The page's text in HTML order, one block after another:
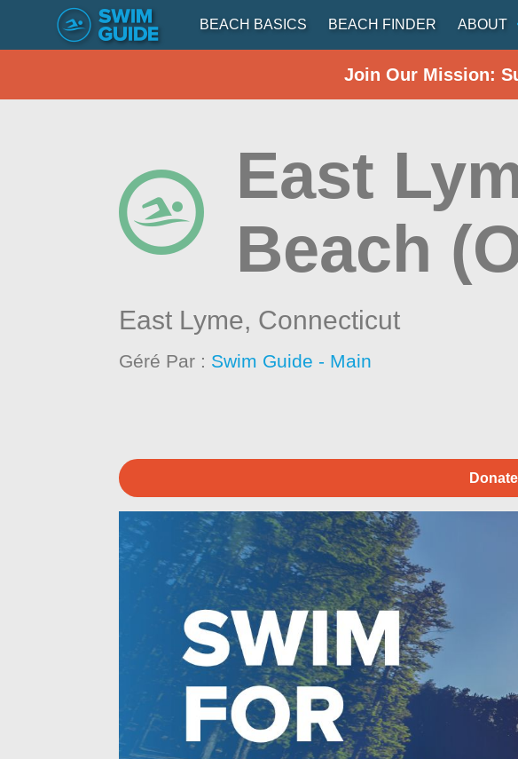
BEACH BASICS BEACH FINDER ABOUT
Join Our Mission:
East
Beach
East Lyme, Connecticut
Géré Par : Swim Guide - Main